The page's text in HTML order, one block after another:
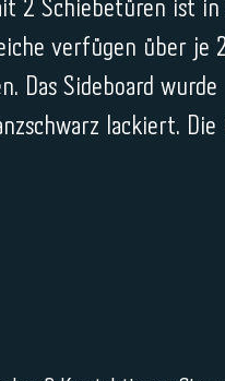
2 Schiebetüren ist in
verfügen über je
Das Sideboard wurde
lackiert.